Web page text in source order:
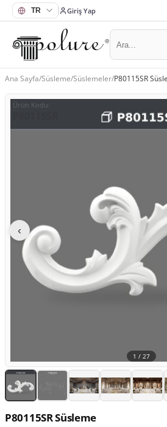
Giriş Yap
Ana Sayfa/Süsleme/Süslemeler/P80115SR
Ürün Kodu:
‹
1 / 27
P80115SR Süsleme